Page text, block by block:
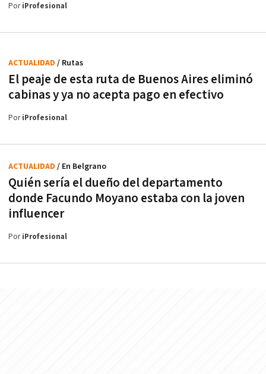
PoriProfesional
El peaje de esta ruta de Buenos Aires eliminó
cabinas y ya no acepta pago en efectivo
ACTUALIDAD / Rutas
PoriProfesional
Quién sería el dueño del departamento
donde Facundo Moyano estaba con la joven
influencer
ACTUALIDAD / En Belgrano
PoriProfesional